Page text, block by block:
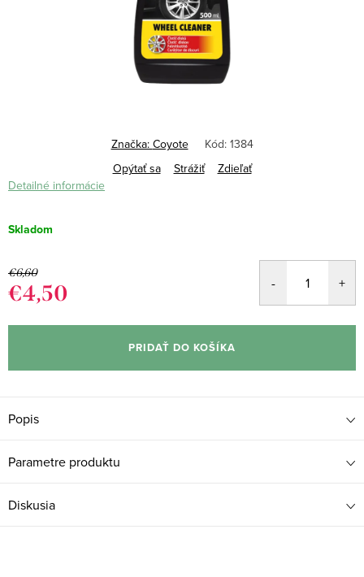
Detailné informácie
Skladom
€6,60
€4,50
cena:
PRIDAŤ DO KOŠÍKA
Značka: Coyote Kód: 1384
Opýtať sa
Strážiť Zdieľať
Popis
Parametre produktu
Diskusia